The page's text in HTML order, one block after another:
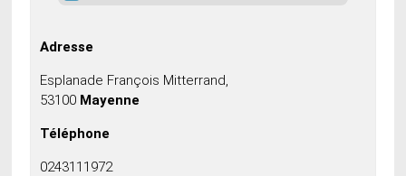
Adresse
Esplanade François Mitterrand,
53100 Mayenne
Téléphone
0243111972